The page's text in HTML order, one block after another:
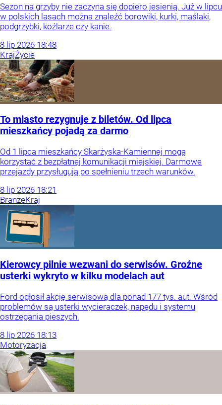
Sezon na grzyby nie zaczyna się dopiero jesienią. Już w lipcu
w polskich lasach można znaleźć borowiki, kurki, maślaki,
podgrzybki, koźlarze czy kanie.
8 lip 2026 18:48
KrajŻycie
To miasto rezygnuje z biletów. Od lipca
mieszkańcy pojadą za darmo
Od 1 lipca mieszkańcy Skarżyska-Kamiennej mogą
korzystać z bezpłatnej komunikacji miejskiej. Darmowe
przejazdy przysługują po spełnieniu trzech warunków.
8 lip 2026 18:21
BranżeKraj
Kierowcy pilnie wezwani do serwisów. Groźne
usterki wykryto w kilku modelach aut
Ford ogłosił akcję serwisową dla ponad 177 tys. aut. Wśród
problemów są usterki wycieraczek, napędu i systemu
ostrzegania pieszych.
8 lip 2026 18:13
Motoryzacja